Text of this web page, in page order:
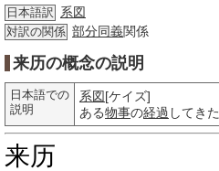
日本語訳 系図
対訳の関係 部分同義関係
来历の概念の説明
日本語での
説明
系図[ケイズ]
ある物事の経過 してきた
来历